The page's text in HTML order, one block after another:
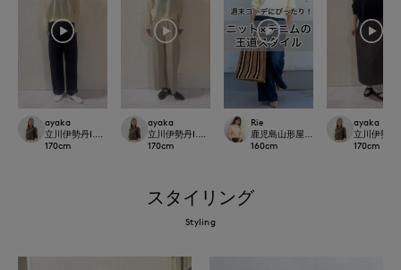
ayaka
立川伊勢丹I.T.'S.international
170cm
ayaka
立川伊勢丹I.T.'S.international
170cm
Rie
鹿児島山形屋INED
160cm
ayaka
立川伊勢
170cm
スタイリング
Styling